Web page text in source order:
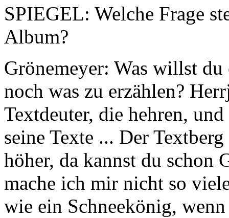
SPIEGEL: Welche Frage
Album?
Grönemeyer: Was willst
noch was zu erzählen?
Textdeuter, die hehren,
seine Texte ... Der
höher, da kannst du schon
mache ich mir nicht so
wie ein Schneekönig,